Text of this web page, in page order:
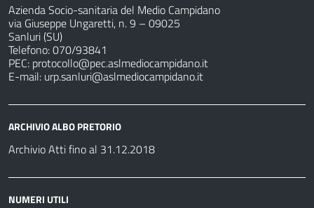
Azienda Socio-sanitaria del Medio Campidano
via Giuseppe Ungaretti, n. 9 – 09025
Sanluri (SU)
Telefono: 070/93841
PEC: protocollo@pec.aslmediocampidano.it
E-mail: urp.sanluri@aslmediocampidano.it
ARCHIVIO ALBO PRETORIO
Archivio Atti fino al 31.12.2018
NUMERI UTILI